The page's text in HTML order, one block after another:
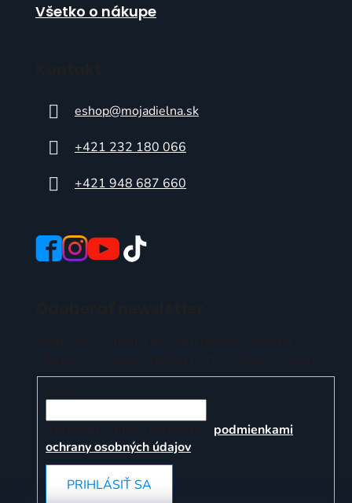
Všetko o nákupe
eshop@mojadielna.sk
+421 232 180 066
+421 948 687 660
podmienkami
ochrany osobných údajov
PRIHLÁSIŤ SA